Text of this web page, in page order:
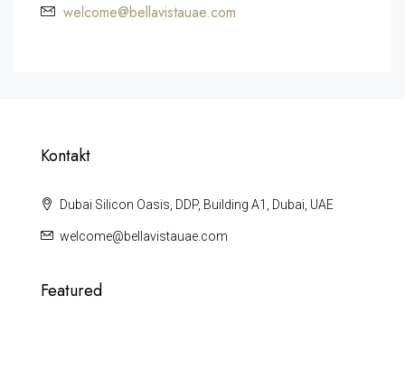
welcome@bellavistauae.com
Kontakt
Dubai Silicon Oasis, DDP, Building A1, Dubai, UAE
welcome@bellavistauae.com
Featured